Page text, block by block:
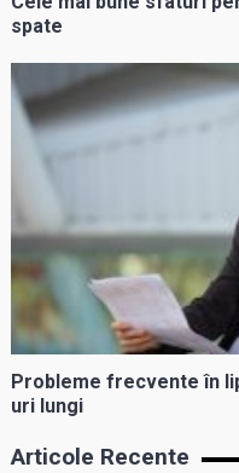
spate
Probleme frecvente în
uri lungi
Articole Recente